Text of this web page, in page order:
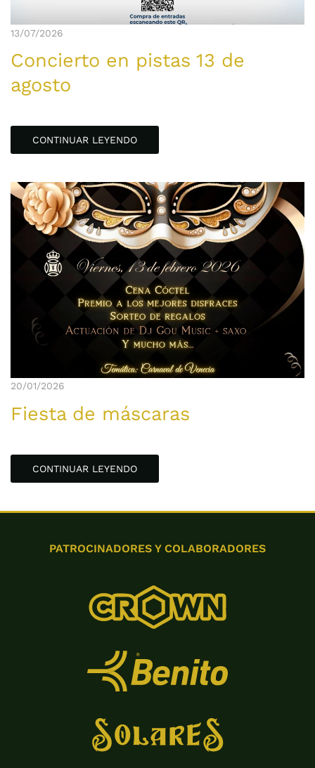
13/07/2026
Concierto en pistas 13 de
agosto
CONTINUAR LEYENDO
20/01/2026
Fiesta de máscaras
CONTINUAR LEYENDO
PATROCINADORES Y COLABORADORES